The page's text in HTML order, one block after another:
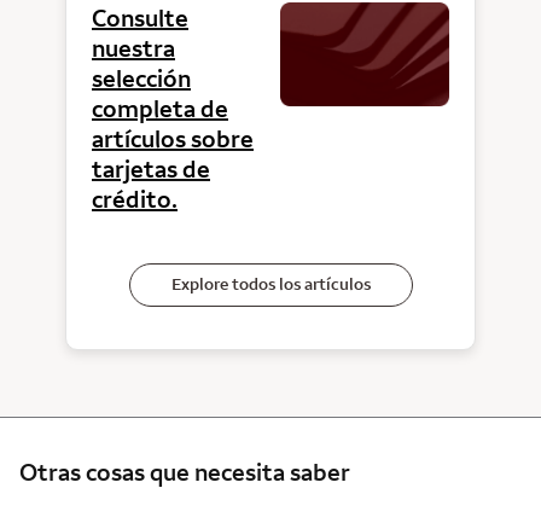
Consulte
nuestra
selección
completa de
artículos sobre
tarjetas de
crédito.
Explore todos los artículos
Otras cosas que necesita saber